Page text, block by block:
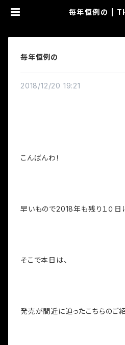
毎年恒例の |
毎年恒例の
2018/12/20 19:21
こんばんわ！
早いもので2018年も残り１０日ほ
そこで本日は、
発売が間近に迫ったこちらのご